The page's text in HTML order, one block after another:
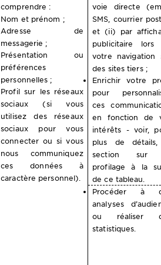
comprendre :
Nom et prénom ;
Adresse de
messagerie ;
Présentation ou
préférences
personnelles ;
Profil sur les réseaux
sociaux (si vous
utilisez des réseaux
sociaux pour vous
connecter ou si vous
nous communiquez
ces données à
caractère personnel).
voie directe
SMS, courrier
et (ii) par
publicitaire lors
votre navigation
des sites tiers ;
Enrichir votre
pour
ces
en fonction de
intérêts - voir,
plus de
section sur
profilage à la
de ce tableau.
Procéder à
analyses
ou réaliser
statistiques.